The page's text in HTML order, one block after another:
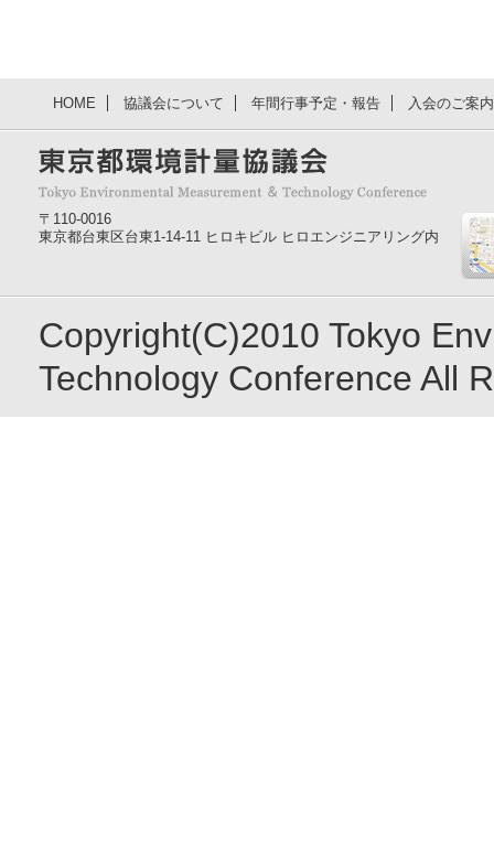
HOME 協議会について 年間行事予定・報告 入会のご案
〒110-0016
東京都台東区台東1-14-11 ヒロキビル ヒロエンジニアリング内
Copyright(C)2010 Tokyo
Technology Conference All